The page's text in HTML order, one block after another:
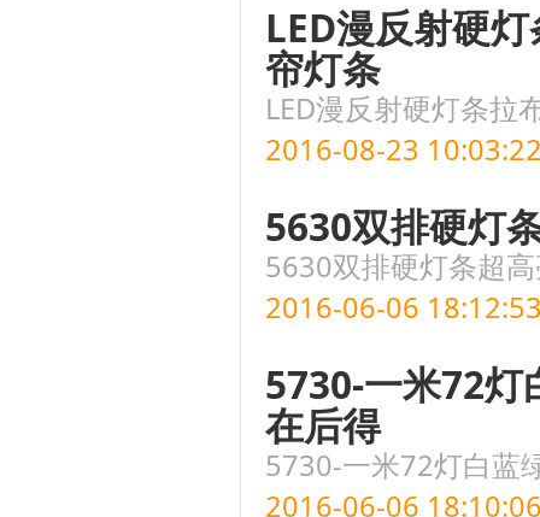
LED漫反射硬
帘灯条
LED漫反射硬灯条拉
2016-08-23
5630双排硬灯
5630双排硬灯条超
2016-06-06
5730-一米72灯
在后得
5730-一米72灯白蓝
2016-06-06